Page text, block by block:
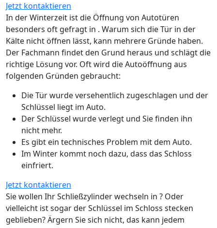
Jetzt kontaktieren
In der Winterzeit ist die Öffnung von Autotüren
besonders oft gefragt in . Warum sich die Tür in der
Kälte nicht öffnen lässt, kann mehrere Gründe haben.
Der Fachmann findet den Grund heraus und schlägt die
richtige Lösung vor. Oft wird die Autoöffnung aus
folgenden Gründen gebraucht:
Die Tür wurde versehentlich zugeschlagen und der
Schlüssel liegt im Auto.
Der Schlüssel wurde verlegt und Sie finden ihn
nicht mehr.
Es gibt ein technisches Problem mit dem Auto.
Im Winter kommt noch dazu, dass das Schloss
einfriert.
Jetzt kontaktieren
Sie wollen Ihr Schließzylinder wechseln in ? Oder
vielleicht ist sogar der Schlüssel im Schloss stecken
geblieben? Ärgern Sie sich nicht, das kann jedem